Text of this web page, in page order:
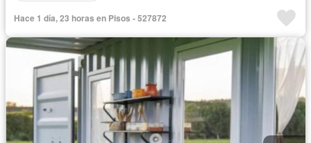
Hace 1 día, 23 horas en Pisos - 527872